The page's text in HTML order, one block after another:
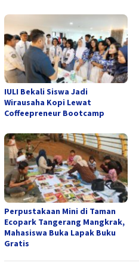
IULI Bekali Siswa Jadi
Wirausaha Kopi Lewat
Coffeepreneur Bootcamp
Perpustakaan Mini di Taman
Ecopark Tangerang Mangkrak,
Mahasiswa Buka Lapak Buku
Gratis